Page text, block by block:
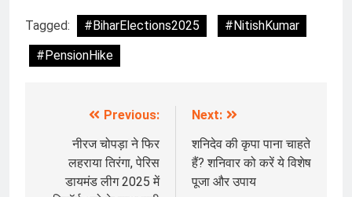
Tagged: #BiharElections2025
#NitishKumar
#PensionHike
navigation
Previous:
नीरज चोपड़ा ने फिर
लहराया तिरंगा, पेरिस
डायमंड लीग 2025 में
Next:
शनिदेव की कृपा पाना चाहते
हैं? शनिवार को करें ये विशेष
पूजा और उपाय